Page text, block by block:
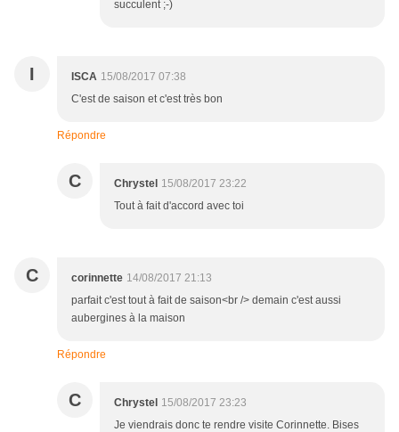
succulent ;-)
I ISCA 15/08/2017 07:38
C'est de saison et c'est très bon
Répondre
C Chrystel 15/08/2017 23:22
Tout à fait d'accord avec toi
C corinnette 14/08/2017 21:13
parfait c'est tout à fait de saison<br /> demain c'est aussi
aubergines à la maison
Répondre
C Chrystel 15/08/2017 23:23
Je viendrais donc te rendre visite Corinnette. Bises